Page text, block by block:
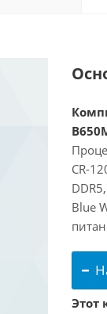
CR-
Blue
Этот